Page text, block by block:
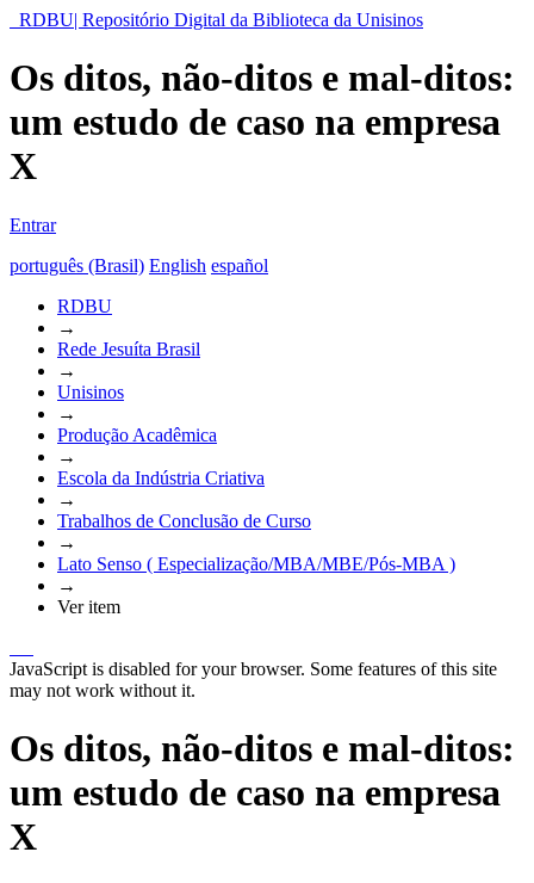
RDBU| Repositório Digital da Biblioteca da Unisinos
Os ditos, não-ditos e mal-ditos:
um estudo de caso na empresa
X
Entrar
português (Brasil) English español
RDBU
→
Rede Jesuíta Brasil
→
Unisinos
→
Produção Acadêmica
→
Escola da Indústria Criativa
→
Trabalhos de Conclusão de Curso
→
Lato Senso ( Especialização/MBA/MBE/Pós-MBA )
→
Ver item
JavaScript is disabled for your browser. Some features of this site
may not work without it.
Os ditos, não-ditos e mal-ditos:
um estudo de caso na empresa
X